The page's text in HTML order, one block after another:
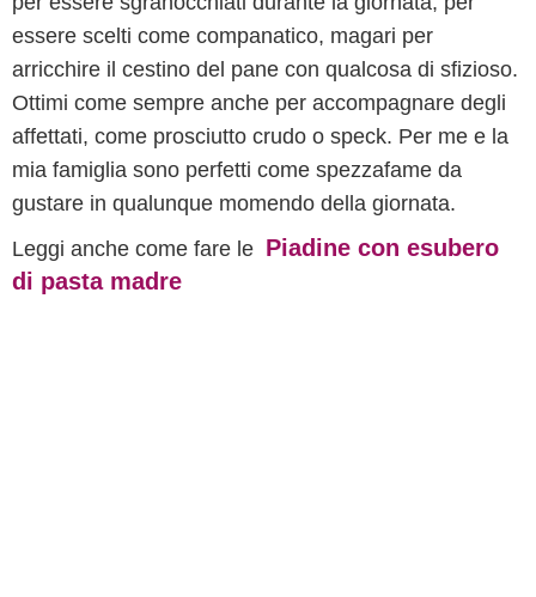
essere scelti come companatico, magari per
arricchire il cestino del pane con qualcosa di sfizioso.
Ottimi come sempre anche per accompagnare degli
affettati, come prosciutto crudo o speck. Per me e la
mia famiglia sono perfetti come spezzafame da
gustare in qualunque momendo della giornata.
Leggi anche come fare le Piadine con esubero
di pasta madre